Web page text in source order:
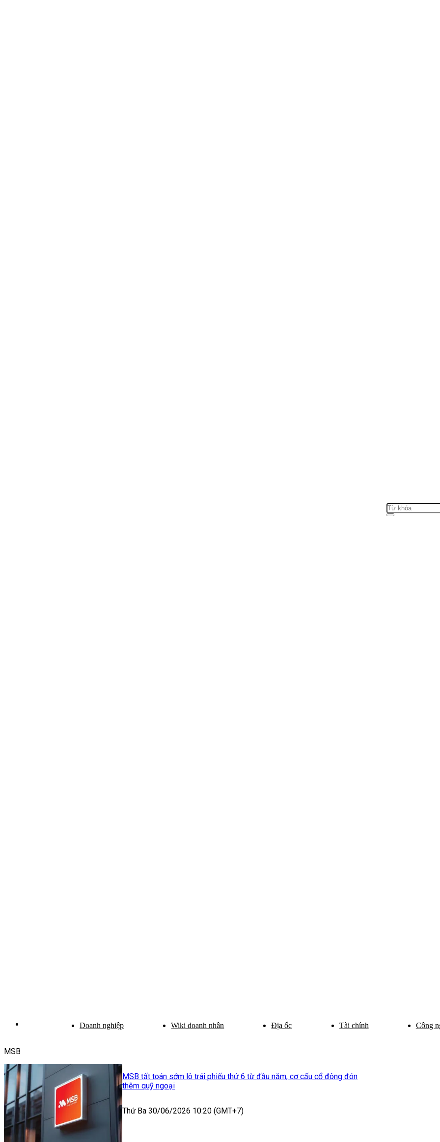
Doanh nghiệp Wiki doanh nhân Địa ốc Tài chính Công
MSB
MSB tất toán sớm lô trái phiếu thứ 6 từ đầu năm, cơ cấu cổ đông đón
thêm quỹ ngoại
Thứ Ba 30/06/2026 10:20 (GMT+7)